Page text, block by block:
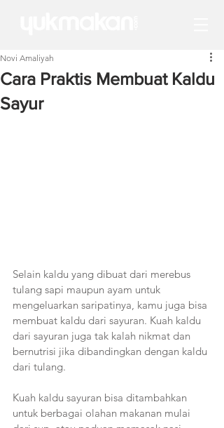
Cara Praktis Membuat Kaldu
Sayur
Novi Amaliyah
Selain kaldu yang dibuat dari merebus
tulang sapi maupun ayam untuk
mengeluarkan saripatinya, kamu juga bisa
membuat kaldu dari sayuran. Kuah kaldu
dari sayuran juga tak kalah nikmat dan
bernutrisi jika dibandingkan dengan kaldu
dari tulang.
Kuah kaldu sayuran bisa ditambahkan
untuk berbagai olahan makanan mulai